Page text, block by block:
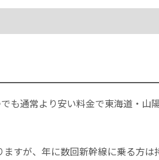
も通常より安い料金で東海道・山
すが、年に数回新幹線に乗る方は